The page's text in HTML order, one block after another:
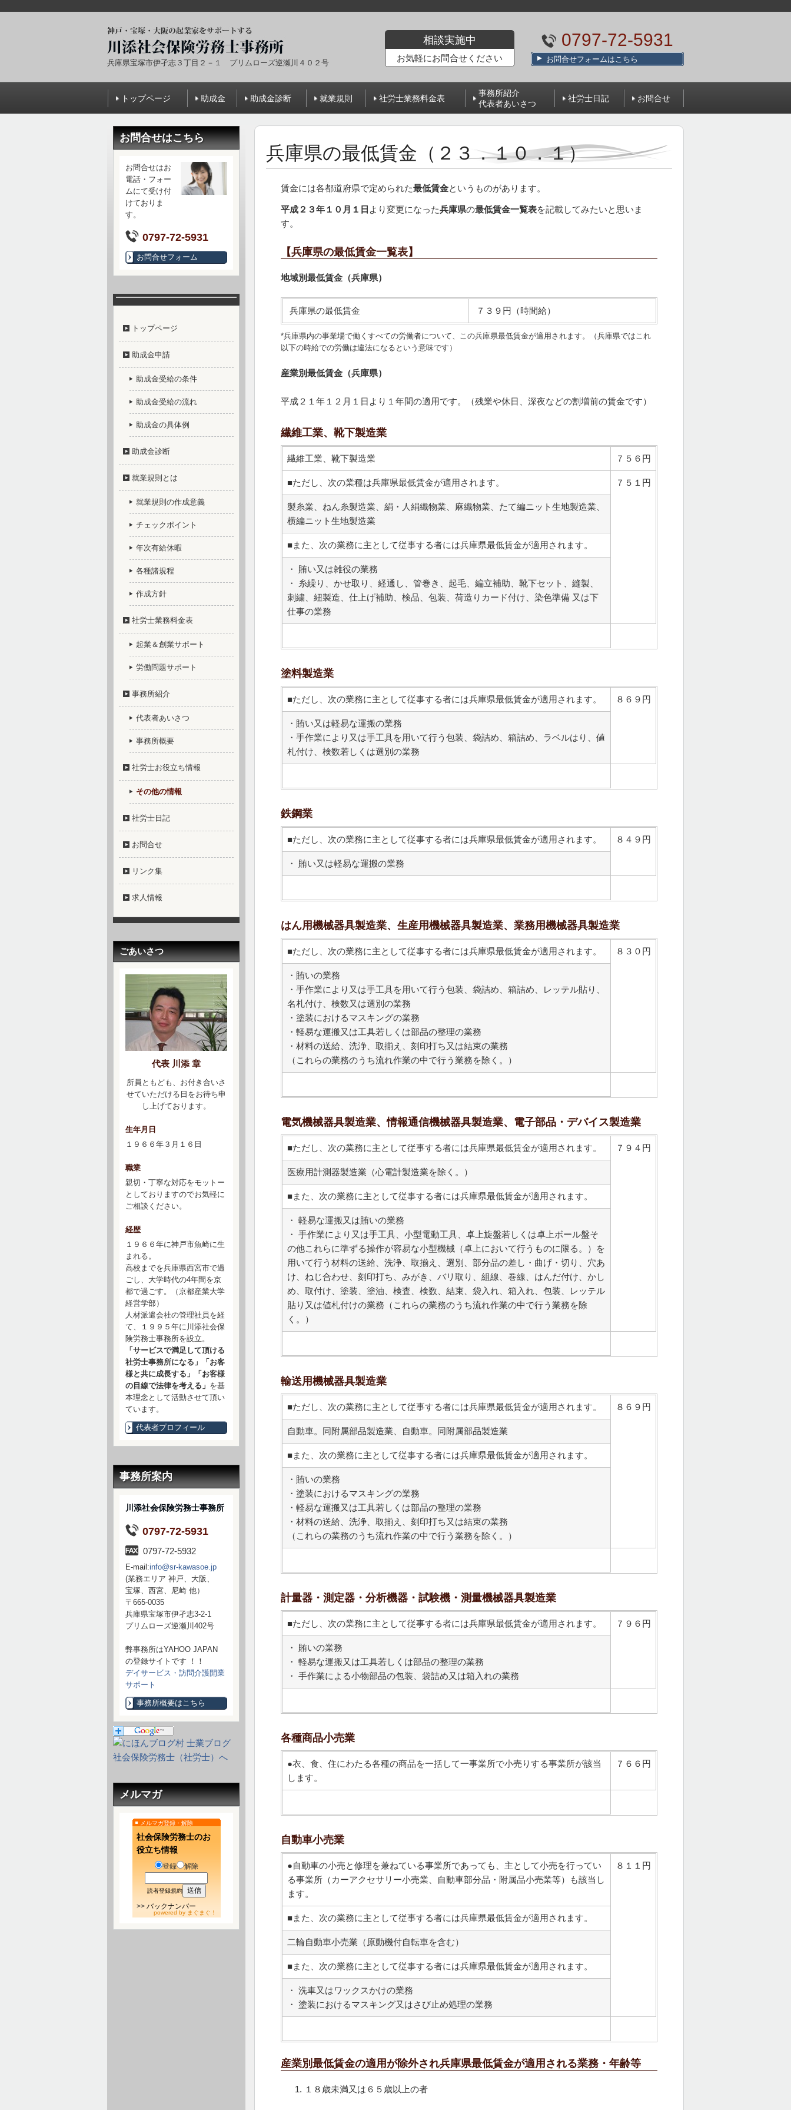
兵庫県宝塚市伊孑志３丁目２－１ プリムローズ逆瀬川４０２号
相談実施中
お気軽にお問合せください
0797-72-5931
お問合せフォームはこちら
トップページ 助成金 助成金診断 就業規則 社労士業務料金表
事務所紹介
代表者あいさつ
社労士日記 お問合せ
兵庫県の最低賃金（２３．１０．１）
賃金には各都道府県で定められた最低賃金というものがあります。
平成２３年１０月１日 より変更になった兵庫県の最低賃金一覧表を記載してみたいと思いま
す。
【兵庫県の最低賃金一覧表】
地域別最低賃金（兵庫県）
兵庫県の最低賃金 ７３９円（時間給）
*兵庫県内の事業場で働くすべての労働者について、この兵庫県最低賃金が適用されます。（兵庫県ではこれ
以下の時給での労働は違法になるという意味です）
産業別最低賃金（兵庫県）
平成２１年１２月１日より１年間の適用です。（残業や休日、深夜などの割増前の賃金です）
繊維工業、靴下製造業
繊維工業、靴下製造業 ７５６円
■ただし、次の業種は兵庫県最低賃金が適用されます。 ７５１円
製糸業、ねん糸製造業、絹・人絹織物業、麻織物業、たて編ニット生地製造業、
横編ニット生地製造業
■また、次の業務に主として従事する者には兵庫県最低賃金が適用されます。
・ 賄い又は雑役の業務
・ 糸繰り、かせ取り、経通し、管巻き、起毛、編立補助、靴下セット、縫製、
刺繍、紐製造、仕上げ補助、検品、包装、荷造りカード付け、染色準備 又は下
仕事の業務
塗料製造業
■ただし、次の業務に主として従事する者には兵庫県最低賃金が適用されます。 ８６９円
・賄い又は軽易な運搬の業務
・手作業により又は手工具を用いて行う包装、袋詰め、箱詰め、ラベルはり、値
札付け、検数若しくは選別の業務
鉄鋼業
■ただし、次の業務に主として従事する者には兵庫県最低賃金が適用されます。 ８４９円
・ 賄い又は軽易な運搬の業務
はん用機械器具製造業、生産用機械器具製造業、業務用機械器具製造業
■ただし、次の業務に主として従事する者には兵庫県最低賃金が適用されます。 ８３０円
・賄いの業務
・手作業により又は手工具を用いて行う包装、袋詰め、箱詰め、レッテル貼り、
名札付け、検数又は選別の業務
・塗装におけるマスキングの業務
・軽易な運搬又は工具若しくは部品の整理の業務
・材料の送給、洗浄、取揃え、刻印打ち又は結束の業務
（これらの業務のうち流れ作業の中で行う業務を除く。）
電気機械器具製造業、情報通信機械器具製造業、電子部品・デバイス製造業
■ただし、次の業務に主として従事する者には兵庫県最低賃金が適用されます。 ７９４円
医療用計測器製造業（心電計製造業を除く。）
■また、次の業務に主として従事する者には兵庫県最低賃金が適用されます。
・ 軽易な運搬又は賄いの業務
・ 手作業により又は手工具、小型電動工具、卓上旋盤若しくは卓上ボール盤そ
の他これらに準ずる操作が容易な小型機械（卓上において行うものに限る。）を
用いて行う材料の送給、洗浄、取揃え、選別、部分品の差し・曲げ・切り、穴あ
け、ねじ合わせ、刻印打ち、みがき、バリ取り、組線、巻線、はんだ付け、かし
め、取付け、塗装、塗油、検査、検数、結束、袋入れ、箱入れ、包装、レッテル
貼り又は値札付けの業務（これらの業務のうち流れ作業の中で行う業務を除
く。）
輸送用機械器具製造業
■ただし、次の業務に主として従事する者には兵庫県最低賃金が適用されます。 ８６９円
自動車。同附属部品製造業、自動車。同附属部品製造業
■また、次の業務に主として従事する者には兵庫県最低賃金が適用されます。
・賄いの業務
・塗装におけるマスキングの業務
・軽易な運搬又は工具若しくは部品の整理の業務
・材料の送給、洗浄、取揃え、刻印打ち又は結束の業務
（これらの業務のうち流れ作業の中で行う業務を除く。）
計量器・測定器・分析機器・試験機・測量機械器具製造業
■ただし、次の業務に主として従事する者には兵庫県最低賃金が適用されます。 ７９６円
・ 賄いの業務
・ 軽易な運搬又は工具若しくは部品の整理の業務
・ 手作業による小物部品の包装、袋詰め又は箱入れの業務
各種商品小売業
●衣、食、住にわたる各種の商品を一括して一事業所で小売りする事業所が該当
します。
７６６円
自動車小売業
●自動車の小売と修理を兼ねている事業所であっても、主として小売を行ってい
る事業所（カーアクセサリー小売業、自動車部分品 ・附属品小売業等）も該当し
ます。
８１１円
■また、次の業務に主として従事する者には兵庫県最低賃金が適用されます。
二輪自動車小売業（原動機付自転車を含む）
■また、次の業務に主として従事する者には兵庫県最低賃金が適用されます。
・ 洗車又はワックスかけの業務
・ 塗装におけるマスキング又はさび止め処理の業務
産業別最低賃金の適用が除外され兵庫県最低賃金が適用される業務・年齢等
１８歳未満又は６５歳以上の者
お問合せはこちら
お問合せはお
電話・フォー
ムにて受け付
けておりま
す。
0797-72-5931
お問合せフォーム
トップページ
助成金申請
助成金受給の条件
助成金受給の流れ
助成金の具体例
助成金診断
就業規則とは
就業規則の作成意義
チェックポイント
年次有給休暇
各種諸規程
作成方針
社労士業務料金表
起業＆創業サポート
労働問題サポート
事務所紹介
代表者あいさつ
事務所概要
社労士お役立ち情報
その他の情報
社労士日記
お問合せ
リンク集
求人情報
ごあいさつ
代表 川添 章
所員ともども、お付き合いさ
せていただける日をお待ち申
し上げております。
生年月日
１９６６年３月１６日
職業
親切・丁寧な対応をモットー
としておりますのでお気軽に
ご相談ください。
経歴
１９６６年に神戸市魚崎に生
まれる。
高校までを兵庫県西宮市で過
ごし、大学時代の4年間を京
都で過ごす。（京都産業大学
経営学部）
人材派遣会社の管理社員を経
て、１９９５年に川添社会保
険労務士事務所を設立。
「サービスで満足して頂ける
社労士事務所になる」「お客
様と共に成長する」「お客様
の目線で法律を考える」 を基
本理念として活動させて頂い
ています。
代表者プロフィール
事務所案内
川添社会保険労務士事務所
0797-72-5931
0797-72-5932
E-mail:info@sr-kawasoe.jp
(業務エリア 神戸、大阪、
宝塚、西宮、尼崎 他）
〒665-0035
兵庫県宝塚市伊孑志3-2-1
プリムローズ逆瀬川402号
弊事務所はYAHOO JAPAN
の登録サイトです ！！
デイサービス・訪問介護開業
サポート
事務所概要はこちら
メルマガ
メルマガ登録・解除
社会保険労務士のお
役立ち情報
登録 解除
読者登録規約
>> バックナンバー
powered by まぐまぐ！